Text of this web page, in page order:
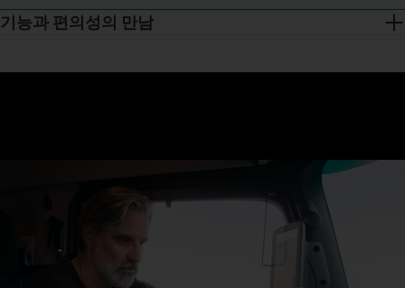
기능과 편의성의 만남